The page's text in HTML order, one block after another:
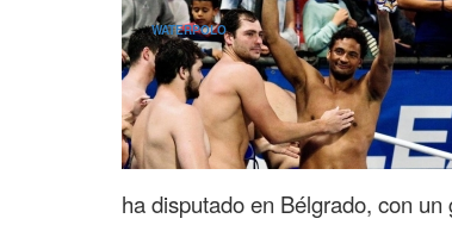
WATERPOLO
ha disputado en Bélgrado, con